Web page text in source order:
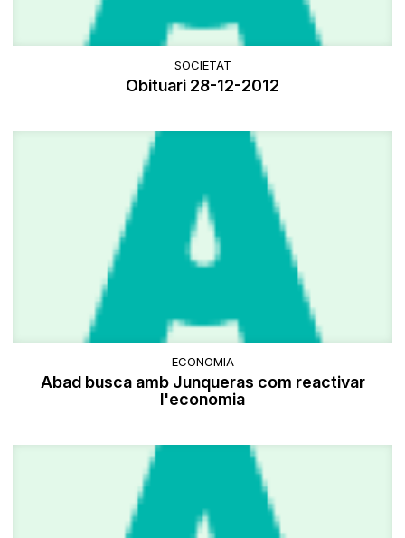
SOCIETAT
Obituari 28-12-2012
ECONOMIA
Abad busca amb Junqueras com reactivar
l'economia